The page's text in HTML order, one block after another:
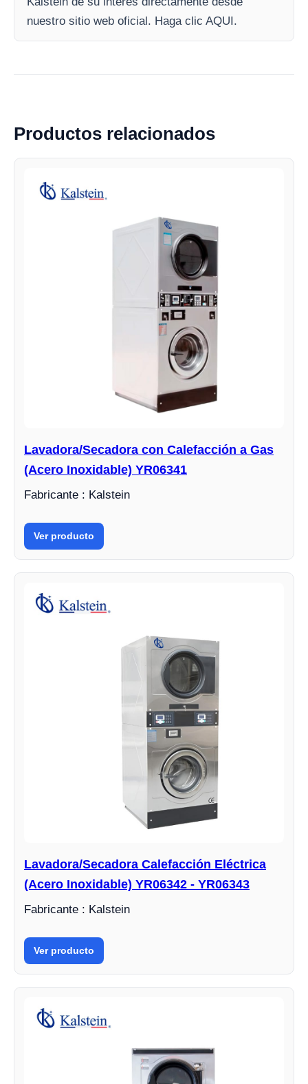
nuestro sitio web oficial. Haga clic AQUI.
Productos relacionados
Lavadora/Secadora con Calefacción a Gas
(Acero Inoxidable) YR06341
Fabricante : Kalstein
Ver producto
Lavadora/Secadora Calefacción Eléctrica
(Acero Inoxidable) YR06342 - YR06343
Fabricante : Kalstein
Ver producto